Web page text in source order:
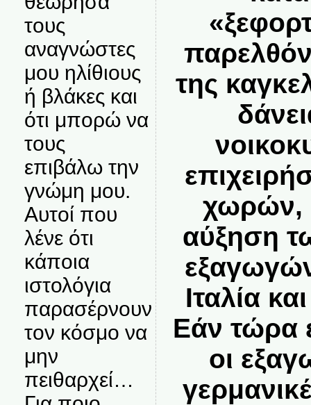
τους
αναγνώστες
μου ηλίθιους
ή βλάκες και
ότι μπορώ να
τους
επιβάλω την
γνώμη μου.
Αυτοί που
λένε ότι
κάποια
ιστολόγια
παρασέρνουν
τον κόσμο να
μην
πειθαρχεί…
της
χωρών,
αύξηση
Ιταλία
Εάν τώρα
οι